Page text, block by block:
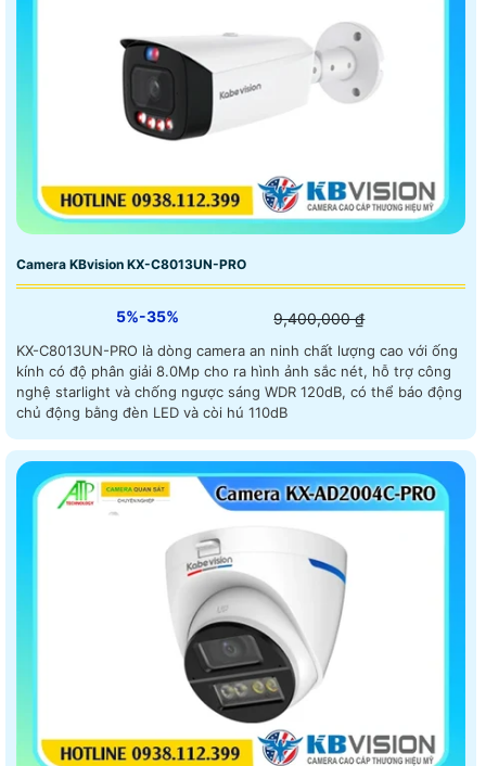
Camera KBvision KX-C8013UN-PRO
5%-35% 9,400,000 ₫
KX-C8013UN-PRO là dòng camera an ninh chất lượng cao với ống
kính có độ phân giải 8.0Mp cho ra hình ảnh sắc nét, hỗ trợ công
nghệ starlight và chống ngược sáng WDR 120dB, có thể báo động
chủ động bằng đèn LED và còi hú 110dB